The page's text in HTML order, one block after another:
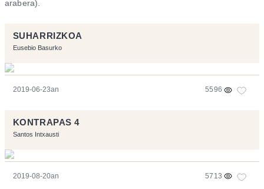
arabera).
SUHARRIZKOA
Eusebio Basurko
2019-06-23an 5596
KONTRAPAS 4
Santos Intxausti
2019-08-20an 5713